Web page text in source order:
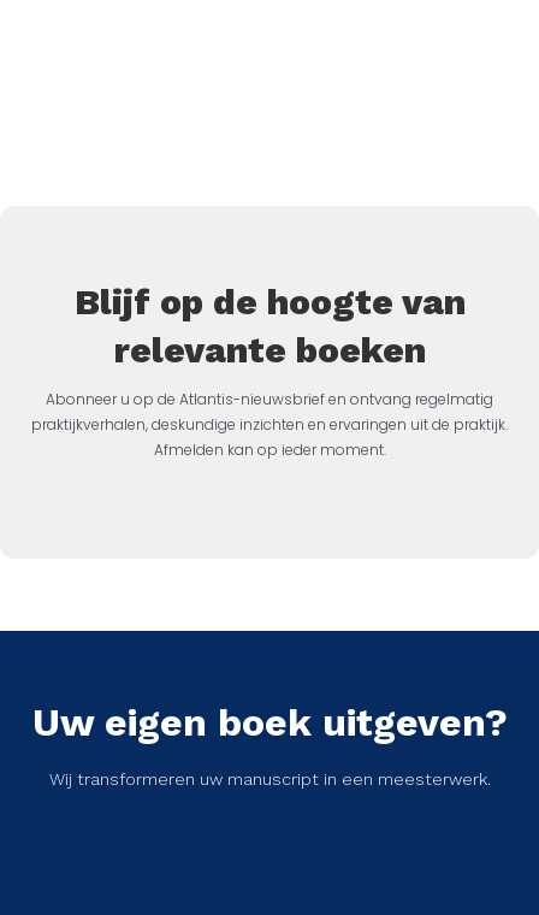
Blijf op de hoogte van
relevante boeken
Abonneer u op de Atlantis-nieuwsbrief en ontvang regelmatig
praktijkverhalen, deskundige inzichten en ervaringen uit de praktijk.
Afmelden kan op ieder moment.
Uw eigen boek uitgeven?
Wij transformeren uw manuscript in een meesterwerk.